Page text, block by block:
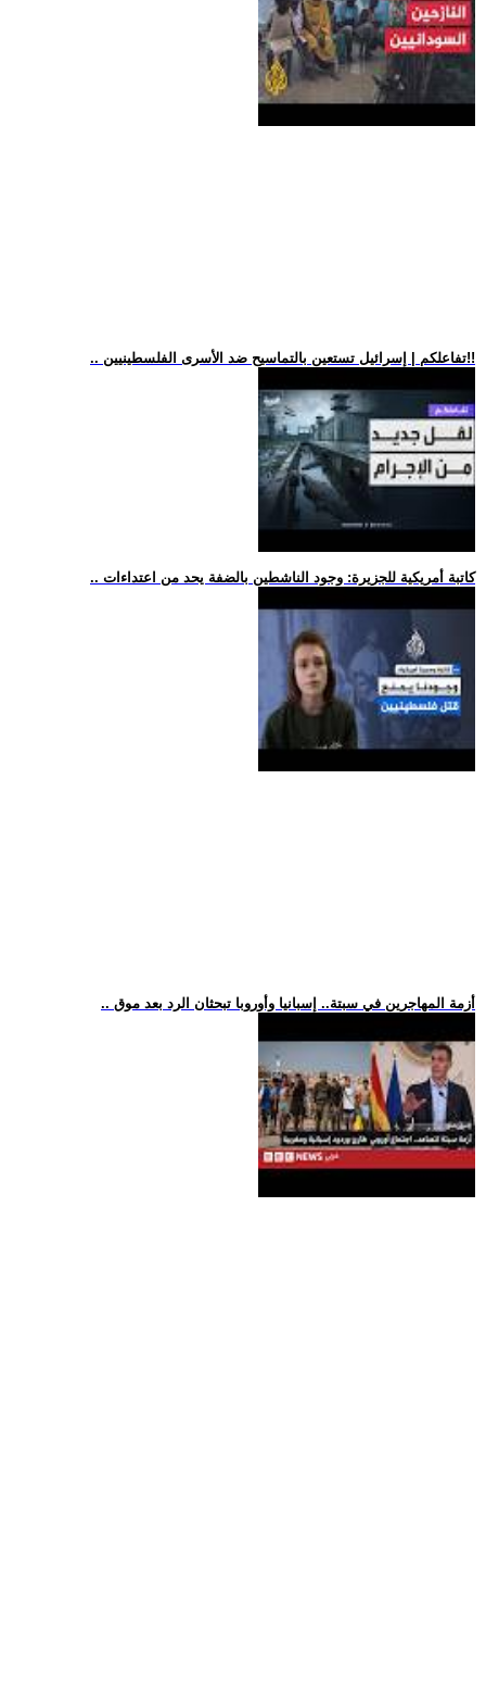
.. تفاعلكم | إسرائيل تستعين بالتماسيح ضد الأسرى الفلسطينيين!!
.. كاتبة أمريكية للجزيرة: وجود الناشطين بالضفة يحد من اعتداءات
.. أزمة المهاجرين في سبتة.. إسبانيا وأوروبا تبحثان الرد بعد موق